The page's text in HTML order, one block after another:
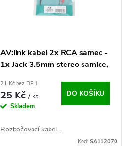
AV:link kabel 2x RCA samec -
1x Jack 3.5mm stereo samice,
21 Kč bez DPH
25 Kč/ ks
Skladem
DO KOŠÍKU
Rozbočovací kabel...
Kód:SA112070